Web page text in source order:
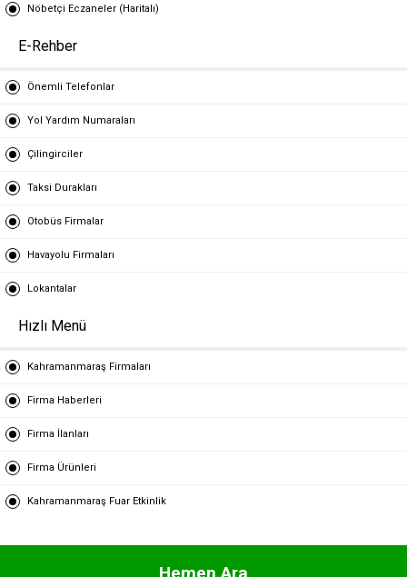
Nöbetçi Eczaneler (Haritalı)
E-Rehber
Önemli Telefonlar
Yol Yardım Numaraları
Çilingirciler
Taksi Durakları
Otobüs Firmalar
Havayolu Firmaları
Lokantalar
Hızlı Menü
Kahramanmaraş Firmaları
Firma Haberleri
Firma İlanları
Firma Ürünleri
Kahramanmaraş Fuar Etkinlik
Hemen Ara